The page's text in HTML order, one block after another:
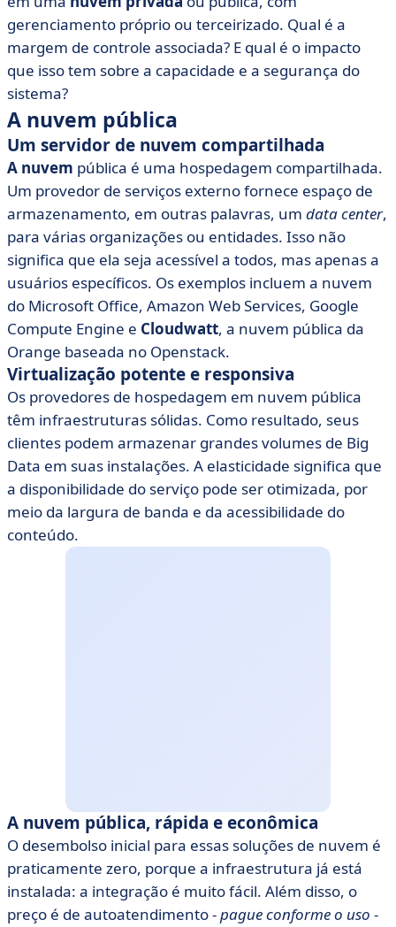
gerenciamento próprio ou terceirizado. Qual é a
margem de controle associada? E qual é o impacto
que isso tem sobre a capacidade e a segurança do
sistema?
A nuvem pública
Um servidor de nuvem compartilhada
A nuvem pública é uma hospedagem compartilhada.
Um provedor de serviços externo fornece espaço de
armazenamento, em outras palavras, um data center,
para várias organizações ou entidades. Isso não
significa que ela seja acessível a todos, mas apenas a
usuários específicos. Os exemplos incluem a nuvem
do Microsoft Office, Amazon Web Services, Google
Compute Engine e Cloudwatt, a nuvem pública da
Orange baseada no Openstack.
Virtualização potente e responsiva
Os provedores de hospedagem em nuvem pública
têm infraestruturas sólidas. Como resultado, seus
clientes podem armazenar grandes volumes de Big
Data em suas instalações. A elasticidade significa que
a disponibilidade do serviço pode ser otimizada, por
meio da largura de banda e da acessibilidade do
conteúdo.
A nuvem pública, rápida e econômica
O desembolso inicial para essas soluções de nuvem é
praticamente zero, porque a infraestrutura já está
instalada: a integração é muito fácil. Além disso, o
preço é de autoatendimento -pague conforme o uso -